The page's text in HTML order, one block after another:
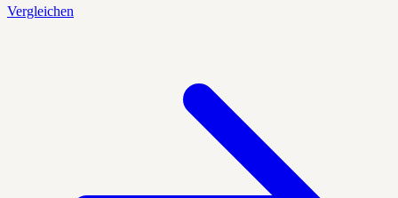
Vergleichen